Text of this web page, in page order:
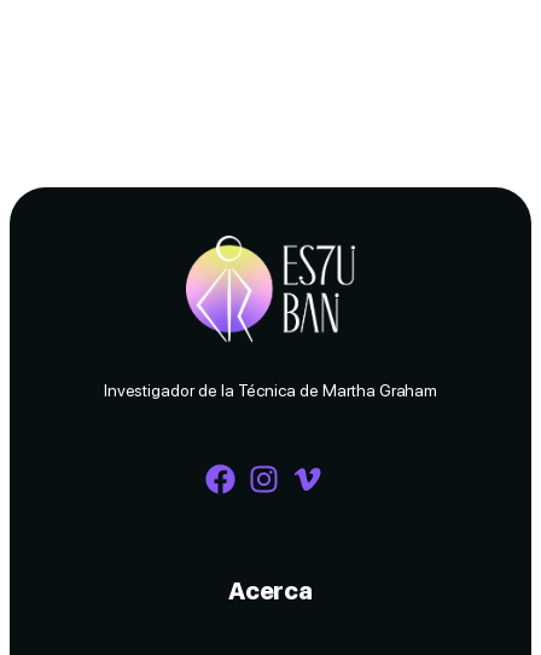
Investigador de la Técnica de Martha Graham
Acerca